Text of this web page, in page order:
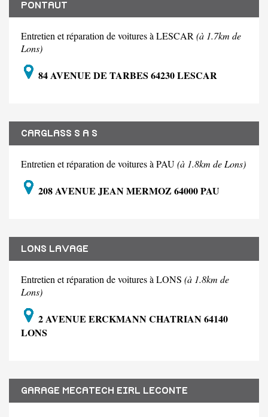
PONTAUT
Entretien et réparation de voitures à LESCAR(à 1.7km de
Lons)
84 AVENUE DE TARBES 64230 LESCAR
CARGLASS S A S
Entretien et réparation de voitures à PAU(à 1.8km de Lons)
208 AVENUE JEAN MERMOZ 64000 PAU
LONS LAVAGE
Entretien et réparation de voitures à LONS (à 1.8km de
Lons)
2 AVENUE ERCKMANN CHATRIAN 64140
LONS
GARAGE MECATECH EIRL LECONTE